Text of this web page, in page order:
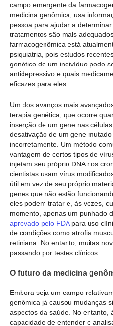
campo emergente da
medicina genômica, usa
pessoa para ajudar a
tratamentos são mais
farmacogenômica está
psiquiatria, pois estudos
genético de um indivíduo pode
antidepressivo e quais
eficazes para eles.
Um dos avanços mais
terapia genética, que ocorre
inserção de um gene nas
desativação de um gene
incorretamente. Um método
vantagem de certos tipos de
injetam seu próprio DNA nos
cientistas usam vírus
útil em vez de seu próprio
genes que não estão
eles podem tratar e, às vezes,
momento, apenas um punhado
aprovado pelo FDApara uso
de condições como atrofia
retiniana. No entanto, muitas
passando por testes clínicos.
O futuro da medicina
Embora seja um campo
genômica já causou mudanças
aspectos da saúde. No entanto,
capacidade de entender e